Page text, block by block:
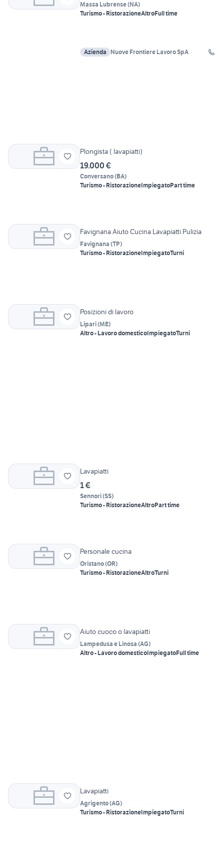
Massa Lubrense(NA)
Turismo - RistorazioneAltroFull time
Azienda Nuove Frontiere Lavoro SpA
Plongista ( lavapiatti)
19.000 €
Conversano(BA)
Turismo - RistorazioneImpiegatoPart time
Favignana Aiuto Cucina Lavapiatti Pulizia
Favignana (TP)
Turismo - RistorazioneImpiegatoTurni
Posizioni di lavoro
Lipari(ME)
Altro - Lavoro domesticoImpiegatoTurni
Lavapiatti
1 €
Sennori(SS)
Turismo - RistorazioneAltroPart time
Personale cucina
Oristano(OR)
Turismo - RistorazioneAltroTurni
Aiuto cuoco o lavapiatti
Lampedusa e Linosa (AG)
Altro - Lavoro domesticoImpiegatoFull time
Lavapiatti
Agrigento(AG)
Turismo - RistorazioneImpiegatoTurni